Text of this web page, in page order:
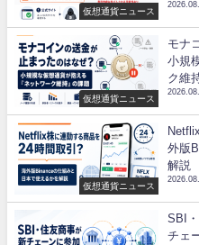
仮想通貨ニュース
仮想通貨ニュース
モナ
小規
ク維
仮想通貨ニュース
外版
解説
SBI
チェ